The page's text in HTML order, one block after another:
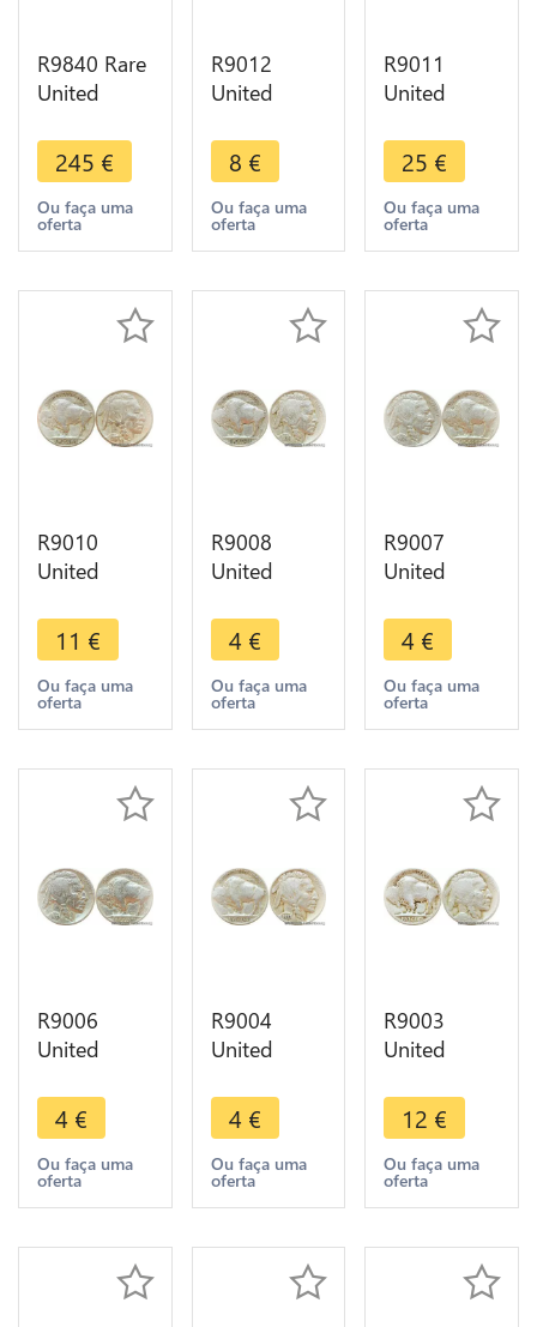
R9840 Rare
United
1 Cent
Coronet
Head 1817
13 Stars ->
245 €
Ou faça uma
oferta
R9012
United
5 Cents
Buffalo
1924 ->
Make offer
8 €
Ou faça uma
oferta
R9011
United
5 Cents
Buffalo
1937
Philadelphia
offer
25 €
Ou faça uma
oferta
R9010
United
5 Cents
Buffalo
1916 ->
Make offer
11 €
Ou faça uma
oferta
R9008
United
5 Cents
Buffalo
1936 ->
Make offer
4 €
Ou faça uma
oferta
R9007
United
5 Cents
Buffalo
1936 ->
Make offer
4 €
Ou faça uma
oferta
R9006
United
5 Cents
Buffalo
1937 ->
Make offer
4 €
Ou faça uma
oferta
R9004
United
5 Cents
Buffalo
1937 ->
Make offer
4 €
Ou faça uma
oferta
R9003
United
5 Cents
Buffalo
1926 D ->
Make offer
12 €
Ou faça uma
oferta